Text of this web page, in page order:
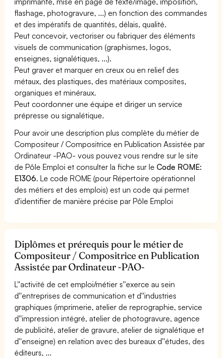
flashage, photogravure, ...) en fonction des commandes
et des impératifs de quantités, délais, qualité.
Peut concevoir, vectoriser ou fabriquer des éléments
visuels de communication (graphismes, logos,
enseignes, signalétiques, ...).
Peut graver et marquer en creux ou en relief des
métaux, des plastiques, des matériaux composites,
organiques et minéraux.
Peut coordonner une équipe et diriger un service
prépresse ou signalétique.
Pour avoir une description plus complète du métier de
Compositeur / Compositrice en Publication Assistée par
Ordinateur -PAO- vous pouvez vous rendre sur le site
de Pôle Emploi et consulter la fiche sur leCode ROME:
E1306. Le code ROME (pour Répertoire opérationnel
des métiers et des emplois) est un code qui permet
d'identifier de manière précise par Pôle Emploi
Diplômes et prérequis pour le métier de
Compositeur / Compositrice en Publication
Assistée par Ordinateur -PAO-
L''activité de cet emploi/métier s''exerce au sein
d''entreprises de communication et d''industries
graphiques (imprimerie, atelier de reprographie, service
d''impression intégré, atelier de photogravure, agence
de publicité, atelier de gravure, atelier de signalétique et
d''enseigne) en relation avec des bureaux d''études, des
éditeurs, ...